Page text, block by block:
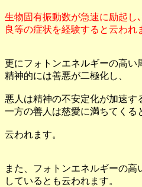
生物固有振動数が急速に励起し
良等の症状を経験すると云われ
更にフォトンエネルギーの高い
精神的には善悪が二極化し、
悪人は精神の不安定化が加速す
一方の善人は慈愛に満ちてくる
云われます。
また、フォトンエネルギーの
しているとも云われます。